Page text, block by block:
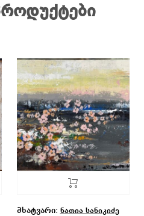
მხატვარი: ნათია სანიკიძე